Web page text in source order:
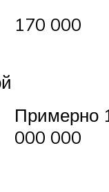
170 000
Примерно
000 000